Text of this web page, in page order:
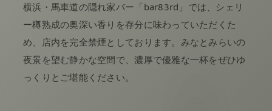
横浜・馬車道の隠れ家バー「bar83rd」では、シェリ
ー樽熟成の奥深い香りを存分に味わっていただくた
め、店内を完全禁煙としております。みなとみらいの
夜景を望む静かな空間で、濃厚で優雅な一杯をぜひゆ
っくりとご堪能ください。